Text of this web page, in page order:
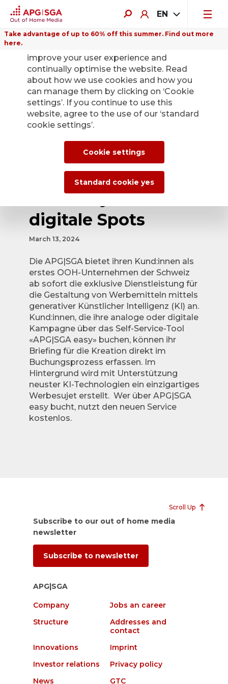
EN
Take advantage of up to 60% off this summer. Find out more
here.
Back
APG|SGA lanciert
Service für KI-
generierte
Plakatsujets und
digitale Spots
March 13, 2024
Die APG|SGA bietet ihren Kund:innen als
erstes OOH-Unternehmen der Schweiz
ab sofort die exklusive Dienstleistung für
die Gestaltung von Werbemitteln mittels
generativer Künstlicher Intelligenz (KI) an.
Kund:innen, die ihre analoge oder digitale
Kampagne über das Self-Service-Tool
«APG|SGA easy» buchen, können ihr
Briefing für die Kreation direkt im
Buchungsprozess erfassen. Im
Hintergrund wird mit Unterstützung
neuster KI-Technologien ein einzigartiges
Werbesujet erstellt. Wer über APG|SGA
easy bucht, nutzt den neuen Service
kostenlos.
Scroll Up
Subscribe to our out of home media
newsletter
Subscribe to newsletter
APG|SGA
Company
Jobs an career
Structure
Addresses and
contact
Innovations
Imprint
Investor relations
Privacy policy
News
GTC
improve your user experience and
continually optimise the website. Read
about how we use cookies and how you
can manage them by clicking on ‘Cookie
settings’. If you continue to use this
website, agree to the use of our ‘standard
cookie settings’.
Cookie settings
Standard cookie yes